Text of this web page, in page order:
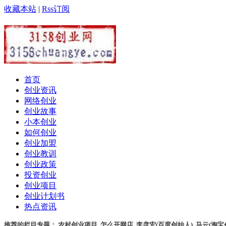
收藏本站 | Rss订阅
首页
创业资讯
网络创业
创业故事
小本创业
如何创业
创业加盟
创业教训
创业政策
投资创业
创业项目
创业计划书
热点资讯